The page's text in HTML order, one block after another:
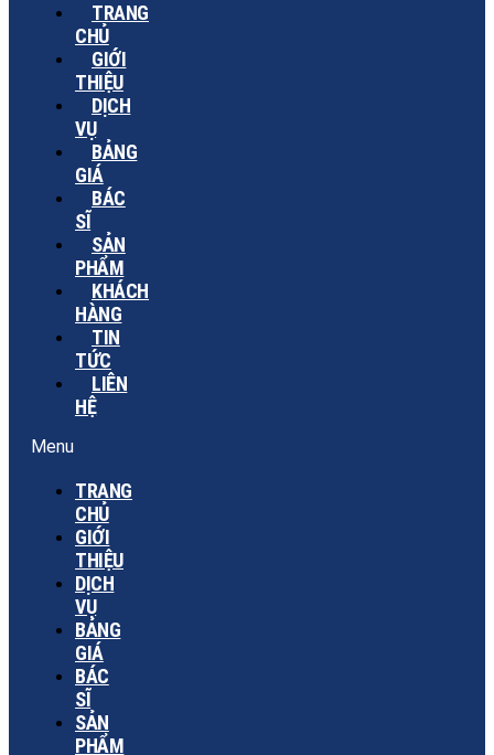
TRANG
CHỦ
GIỚI
THIỆU
DỊCH
VỤ
BẢNG
GIÁ
BÁC
SĨ
SẢN
PHẨM
KHÁCH
HÀNG
TIN
TỨC
LIÊN
HỆ
Menu
TRANG
CHỦ
GIỚI
THIỆU
DỊCH
VỤ
BẢNG
GIÁ
BÁC
SĨ
SẢN
PHẨM